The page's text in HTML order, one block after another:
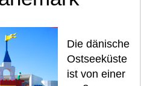
Die dänische
Ostseeküste
ist von einer